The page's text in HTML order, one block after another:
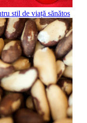
stil de viață sănătos